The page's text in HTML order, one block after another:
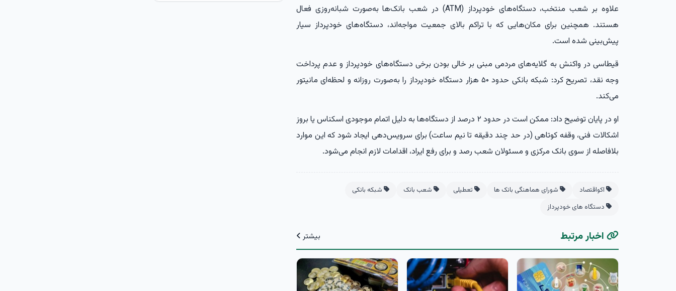
علاوه بر شعب منتخب، دستگاه‌های خودپرداز (ATM) در شعب بانک‌ها به‌صورت شبانه‌روزی فعال
هستند. همچنین برای مکان‌هایی که با تراکم بالای جمعیت مواجه‌اند، دستگاه‌های خودپرداز سیار
پیش‌بینی شده است.
قیطاسی در واکنش به گلایه‌های مردمی مبنی بر خالی بودن برخی دستگاه‌های خودپرداز و عدم پرداخت
وجه نقد، تصریح کرد: شبکه بانکی حدود ۵۰ هزار دستگاه خودپرداز را به‌صورت روزانه و لحظه‌ای مانیتور
می‌کند.
او در پایان توضیح داد: ممکن است در حدود ۲ درصد از دستگاه‌ها به دلیل اتمام موجودی اسکناس یا بروز
اشکالات فنی، وقفه کوتاهی (در حد چند دقیقه تا نیم ساعت) برای سرویس‌دهی ایجاد شود که این موارد
بلافاصله از سوی بانک مرکزی و مسئولان شعب رصد و برای رفع ایراد، اقدامات لازم انجام می‌شود.
اکواقتصاد شورای هماهنگی بانک‌ ها تعطیلی شعب بانک
شبکه بانکی
دستگاه‌ های خودپرداز
اخبار مرتبط بیشتر